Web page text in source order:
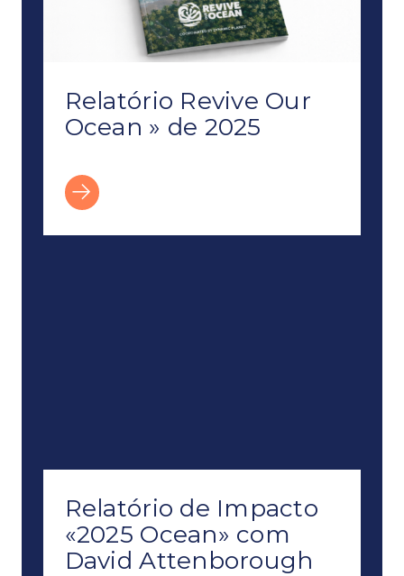
Relatório Revive Our
Ocean » de 2025
Relatório de Impacto
«2025 Ocean» com
David Attenborough